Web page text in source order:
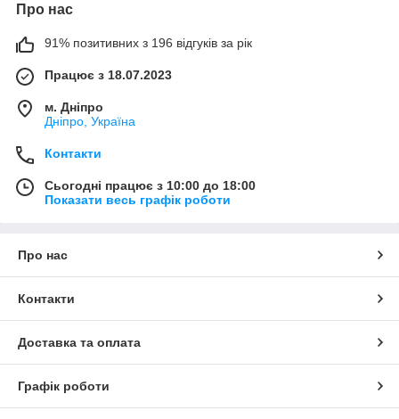
Про нас
91% позитивних з 196 відгуків за рік
Працює з 18.07.2023
м. Дніпро
Дніпро, Україна
Контакти
Сьогодні працює з 10:00 до 18:00
Показати весь графік роботи
Про нас
Контакти
Доставка та оплата
Графік роботи